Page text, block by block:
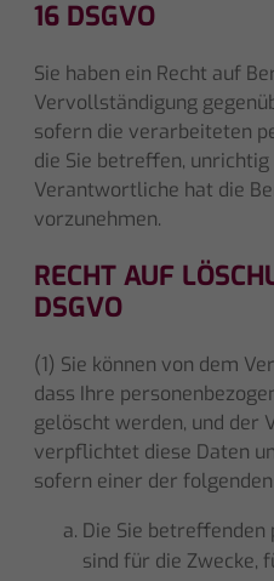
16 DSGVO
Sie haben ein Recht auf
Vervollständigung
sofern die verarbeiteten
die Sie betreffen,
Verantwortliche hat die
vorzunehmen.
RECHT AUF
DSGVO
(1) Sie können von dem
dass Ihre
gelöscht werden, und der
verpflichtet diese Daten
sofern einer der
Die Sie betreffenden
sind für die Zwecke,